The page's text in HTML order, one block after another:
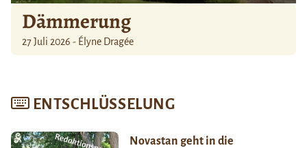
Dämmerung
27 Juli 2026 - Élyne Dragée
ENTSCHLÜSSELUNG
Novastan geht in die